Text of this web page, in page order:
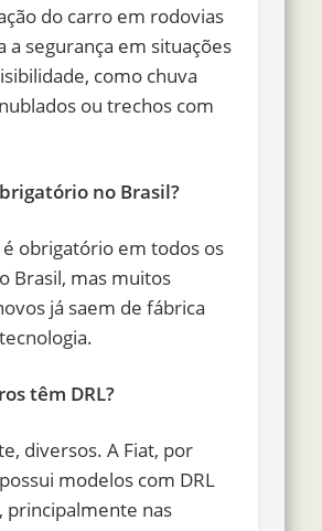
do carro em rodovias
a segurança em situações
como chuva
ou trechos com
no Brasil?
é obrigatório em todos os
Brasil, mas muitos
já saem de fábrica
têm DRL?
diversos. A Fiat, por
modelos com DRL
principalmente nas